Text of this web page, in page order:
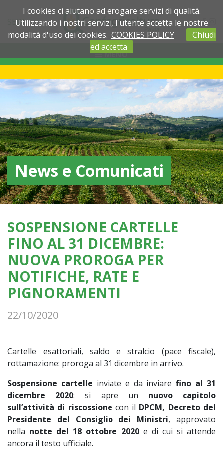
SEDI
MENU
News e Comunicati
SOSPENSIONE CARTELLE
FINO AL 31 DICEMBRE:
NUOVA PROROGA PER
NOTIFICHE, RATE E
PIGNORAMENTI
22/10/2020
Cartelle esattoriali, saldo e stralcio (pace fiscale),
rottamazione: proroga al 31 dicembre in arrivo.
Sospensione cartelle inviate e da inviarefino al 31
dicembre 2020: si apre un nuovo capitolo
sull’attività di riscossione con il DPCM, Decreto del
Presidente del Consiglio dei Ministri, approvato
nella notte del 18 ottobre 2020e di cui si attende
ancora il testo ufficiale.
I cookies ci aiutano ad erogare servizi di qualità.
Utilizzando i nostri servizi, l'utente accetta le nostre
modalità d'uso dei cookies. COOKIES POLICY
Chiudi
ed accetta